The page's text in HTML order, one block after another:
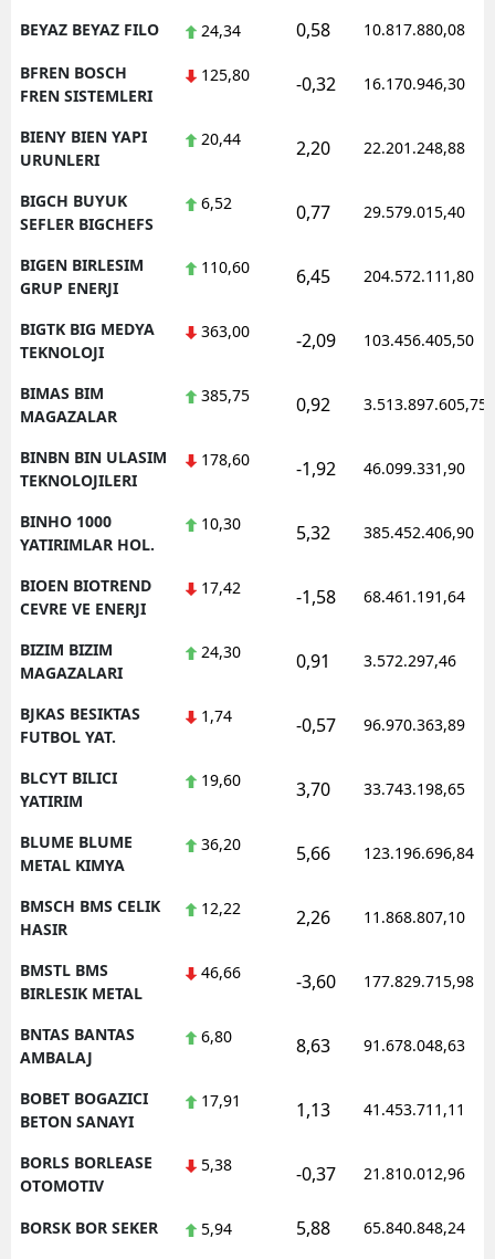
BEYAZ BEYAZ FILO 24,34 0,58 10.817.880,08
BFREN BOSCH
FREN SISTEMLERI
125,80 -0,32 16.170.946,30
BIENY BIEN YAPI
URUNLERI
20,44 2,20 22.201.248,88
BIGCH BUYUK
SEFLER BIGCHEFS
6,52 0,77 29.579.015,40
BIGEN BIRLESIM
GRUP ENERJI
110,60 6,45 204.572.111,80
BIGTK BIG MEDYA
TEKNOLOJI
363,00 -2,09 103.456.405,50
BIMAS BIM
MAGAZALAR
385,75 0,92 3.513.897.605,75
BINBN BIN ULASIM
TEKNOLOJILERI
178,60 -1,92 46.099.331,90
BINHO 1000
YATIRIMLAR HOL.
10,30 5,32 385.452.406,90
BIOEN BIOTREND
CEVRE VE ENERJI
17,42 -1,58 68.461.191,64
BIZIM BIZIM
MAGAZALARI
24,30 0,91 3.572.297,46
BJKAS BESIKTAS
FUTBOL YAT.
1,74 -0,57 96.970.363,89
BLCYT BILICI
YATIRIM
19,60 3,70 33.743.198,65
BLUME BLUME
METAL KIMYA
36,20 5,66 123.196.696,84
BMSCH BMS CELIK
HASIR
12,22 2,26 11.868.807,10
BMSTL BMS
BIRLESIK METAL
46,66 -3,60 177.829.715,98
BNTAS BANTAS
AMBALAJ
6,80 8,63 91.678.048,63
BOBET BOGAZICI
BETON SANAYI
17,91 1,13 41.453.711,11
BORLS BORLEASE
OTOMOTIV
5,38 -0,37 21.810.012,96
BORSK BOR SEKER 5,94 5,88 65.840.848,24